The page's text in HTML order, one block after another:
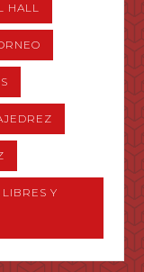
HALL
Y